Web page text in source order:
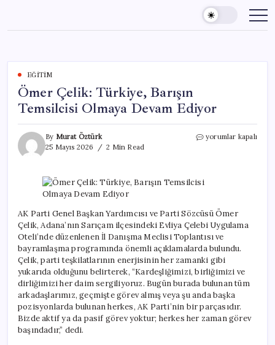
content
EĞITIM
Ömer Çelik: Türkiye, Barışın
Temsilcisi Olmaya Devam Ediyor
By Murat Öztürk
25 Mayıs 2026
2 Min Read
Ömer
Ediyor
için
yorumlar kapalı
AK Parti Genel Başkan Yardımcısı ve Parti Sözcüsü Ömer
Çelik, Adana’nın Sarıçam ilçesindeki Evliya Çelebi Uygulama
Oteli’nde düzenlenen İl Danışma Meclisi Toplantısı ve
bayramlaşma programında önemli açıklamalarda bulundu.
Çelik, parti teşkilatlarının enerjisinin her zamanki gibi
yukarıda olduğunu belirterek, “Kardeşliğimizi, birliğimizi ve
dirliğimizi her daim sergiliyoruz. Bugün burada bulunan tüm
arkadaşlarımız, geçmişte görev almış veya şu anda başka
pozisyonlarda bulunan herkes, AK Parti’nin bir parçasıdır.
Bizde aktif ya da pasif görev yoktur; herkes her zaman görev
başındadır,” dedi.